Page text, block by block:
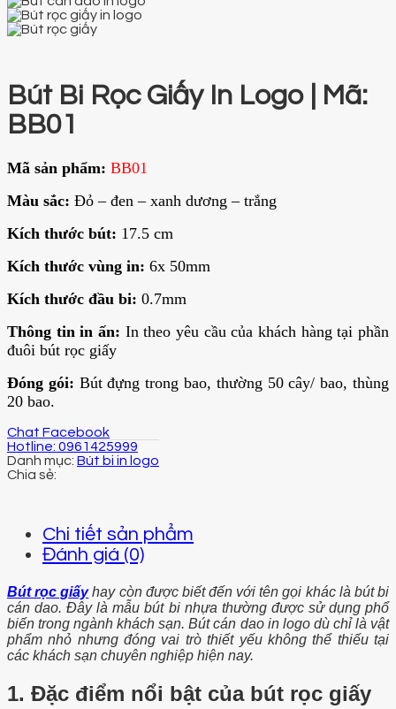
Bút Bi Rọc Giấy In Logo | Mã:
BB01
Mã sản phẩm: BB01
Màu sắc: Đỏ – đen – xanh dương – trắng
Kích thước bút: 17.5 cm
Kích thước vùng in: 6x 50mm
Kích thước đầu bi: 0.7mm
Thông tin in ấn: In theo yêu cầu của khách hàng tại phần
đuôi bút rọc giấy
Đóng gói: Bút đựng trong bao, thường 50 cây/ bao, thùng
20 bao.
Chat Facebook
Hotline: 0961425999
Danh mục: Bút bi in logo
Chi tiết sản phẩm
Đánh giá (0)
Bút rọc giấyhay còn được biết đến với tên gọi khác là bút bi
cán dao. Đây là mẫu bút bi nhựa thường được sử dụng phổ
biến trong ngành khách sạn. Bút cán dao in logo dù chỉ là vật
phẩm nhỏ nhưng đóng vai trò thiết yếu không thể thiếu tại
các khách sạn chuyên nghiệp hiện nay.
1. Đặc điểm nổi bật của bút rọc giấy